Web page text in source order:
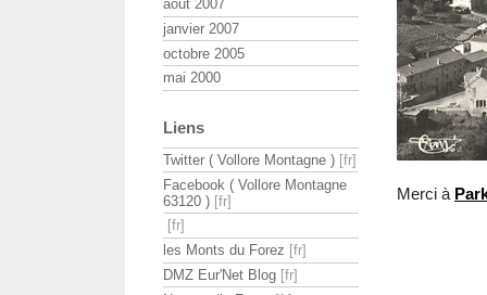
Merci à
août 2007
janvier 2007
octobre 2005
mai 2000
Liens
Twitter ( Vollore Montagne )
Facebook ( Vollore Montagne
63120 )
les Monts du Forez
DMZ Eur'Net Blog